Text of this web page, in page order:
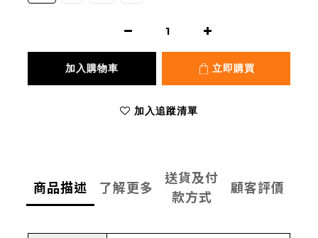
加入購物車 立即購買
加入追蹤清單
商品描述 了解更多
送貨及付
款方式
顧客評價